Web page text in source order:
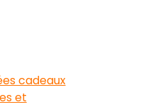
cadeaux
et